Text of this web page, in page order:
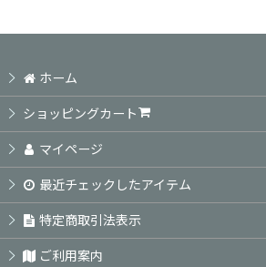
ホーム
ショッピングカート
マイページ
最近チェックしたアイテム
特定商取引法表示
ご利用案内